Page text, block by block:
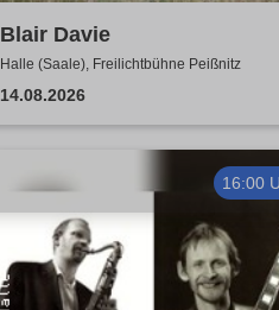
Blair Davie
Halle (Saale), Freilichtbühne Peißnitz
14.08.2026
16:00